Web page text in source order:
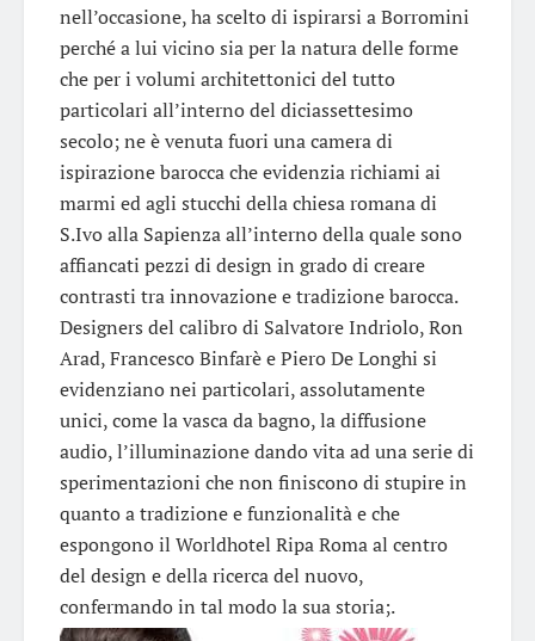
nell’occasione, ha scelto di ispirarsi a Borromini
perché a lui vicino sia per la natura delle forme
che per i volumi architettonici del tutto
particolari all’interno del diciassettesimo
secolo; ne è venuta fuori una camera di
ispirazione barocca che evidenzia richiami ai
marmi ed agli stucchi della chiesa romana di
S.Ivo alla Sapienza all’interno della quale sono
affiancati pezzi di design in grado di creare
contrasti tra innovazione e tradizione barocca.
Designers del calibro di Salvatore Indriolo, Ron
Arad, Francesco Binfarè e Piero De Longhi si
evidenziano nei particolari, assolutamente
unici, come la vasca da bagno, la diffusione
audio, l’illuminazione dando vita ad una serie di
sperimentazioni che non finiscono di stupire in
quanto a tradizione e funzionalità e che
espongono il Worldhotel Ripa Roma al centro
del design e della ricerca del nuovo,
confermando in tal modo la sua storia;.